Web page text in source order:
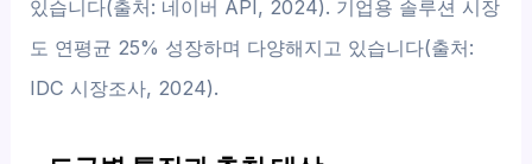
있습니다(출처: 네이버 API, 2024). 기업용 솔루션 시장
도 연평균 25% 성장하며 다양해지고 있습니다(출처:
IDC 시장조사, 2024).